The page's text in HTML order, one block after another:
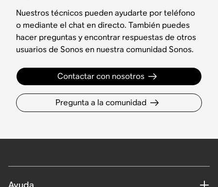
Nuestros técnicos pueden ayudarte por teléfono
o mediante el chat en directo. También puedes
hacer preguntas y encontrar respuestas de otros
usuarios de Sonos en nuestra comunidad Sonos.
Contactar con nosotros
Pregunta a la comunidad